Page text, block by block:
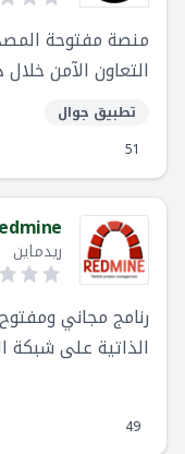
منصة مفتوحة
التعاون الآمن
تطبيق جوال
51
ريدماين
رنامج مجاني
الذاتية على شبكة
49